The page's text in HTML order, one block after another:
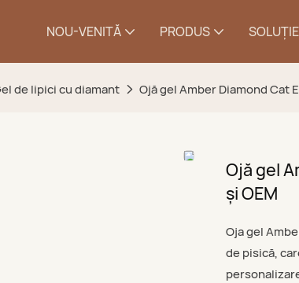
NOU-VENITĂ PRODUS SOLUŢIE
de lipici cu diamant Ojă gel Amber Diamond Cat
Ojă gel
și OEM
Oja gel
de pisică,